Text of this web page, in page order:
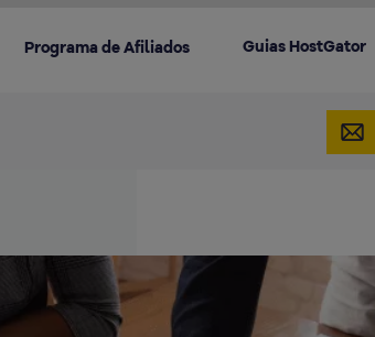
Programa de Afiliados Guias HostGator